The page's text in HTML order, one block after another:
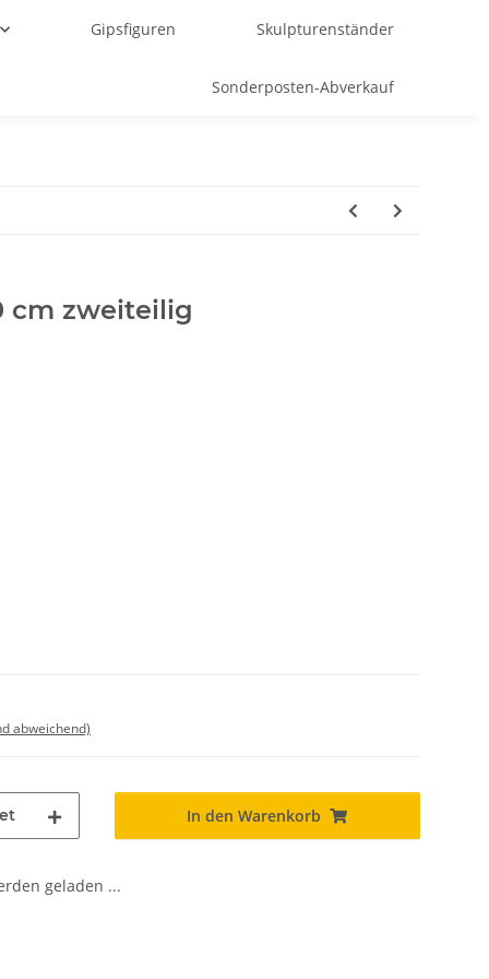
Gipsfiguren Skulpturenständer
Sonderposten-Abverkauf
cm zweiteilig
abweichend)
In den Warenkorb
geladen ...